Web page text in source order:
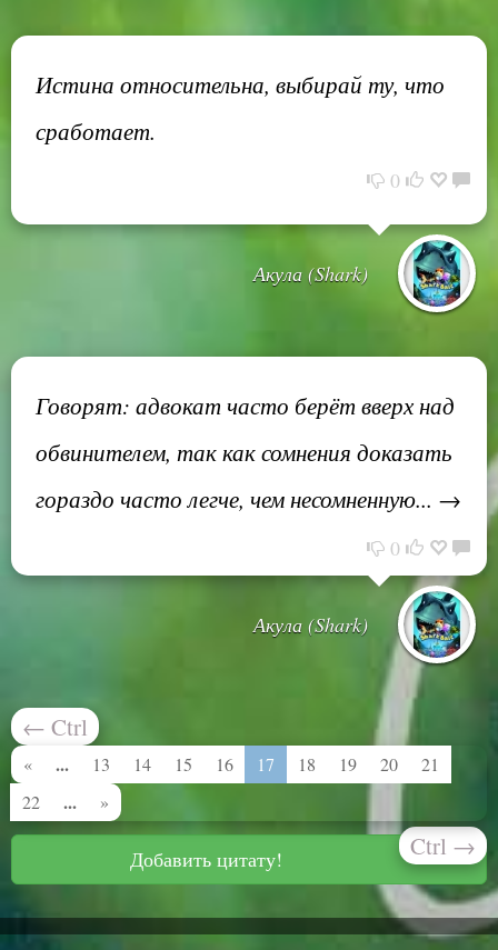
Истина относительна, выбирай ту, что
сработает.
0
Акула (Shark)
Говорят: адвокат часто берёт вверх над
обвинителем, так как сомнения доказать
гораздо часто легче, чем несомненную... →
0
Акула (Shark)
← Ctrl
« ... 13 14 15 16 17 18 19 20
21
22
... »
Ctrl →
Добавить цитату!